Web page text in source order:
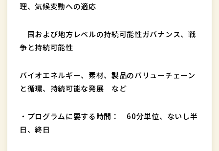
理、気候変動への適応
国および地方レベルの持続可能性ガバナンス、戦
争と持続可能性
バイオエネルギー、素材、製品のバリューチェーン
と循環、持続可能な発展 など
・プログラムに要する時間： 60分単位、ないし半
日、終日